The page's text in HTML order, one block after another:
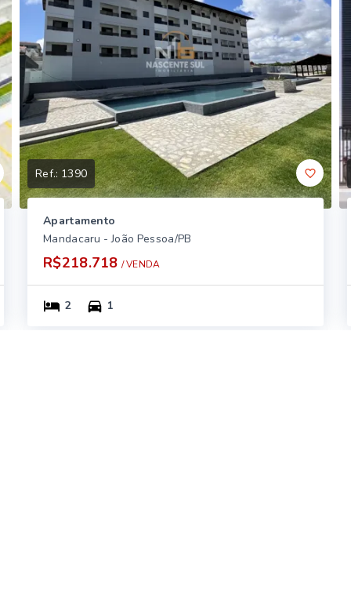
Ref.: 1390
Apartamento
Mandacaru - João Pessoa/PB
R$218.718 / VENDA
2 1